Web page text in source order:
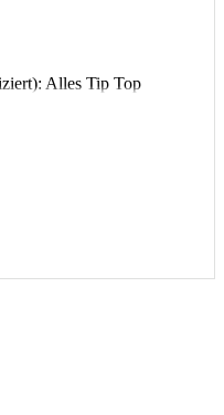
Alles Tip Top